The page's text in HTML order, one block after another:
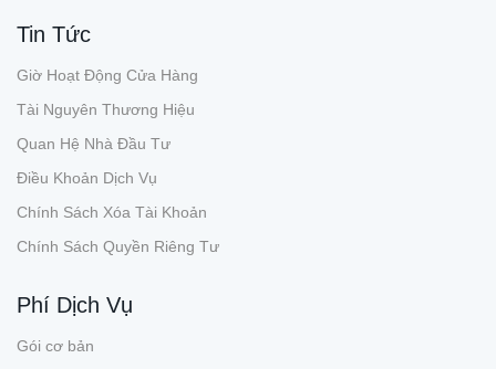
Tin Tức
Giờ Hoạt Động Cửa Hàng
Tài Nguyên Thương Hiệu
Quan Hệ Nhà Đầu Tư
Điều Khoản Dịch Vụ
Chính Sách Xóa Tài Khoản
Chính Sách Quyền Riêng Tư
Phí Dịch Vụ
Gói cơ bản